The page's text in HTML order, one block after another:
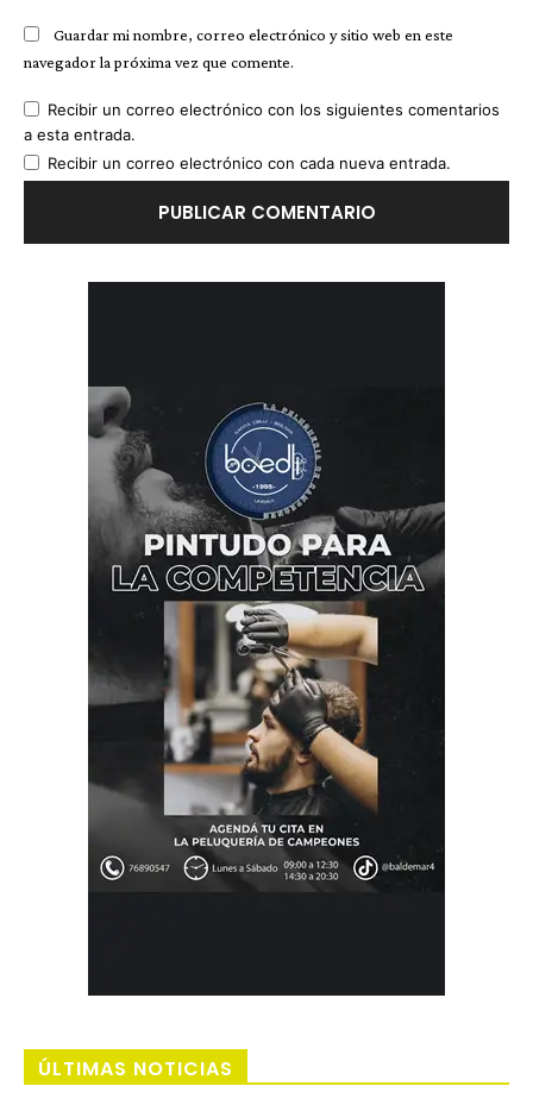
Guardar mi nombre, correo electrónico y sitio web en este
navegador la próxima vez que comente.
Recibir un correo electrónico con los siguientes comentarios
a esta entrada.
Recibir un correo electrónico con cada nueva entrada.
ÚLTIMAS NOTICIAS